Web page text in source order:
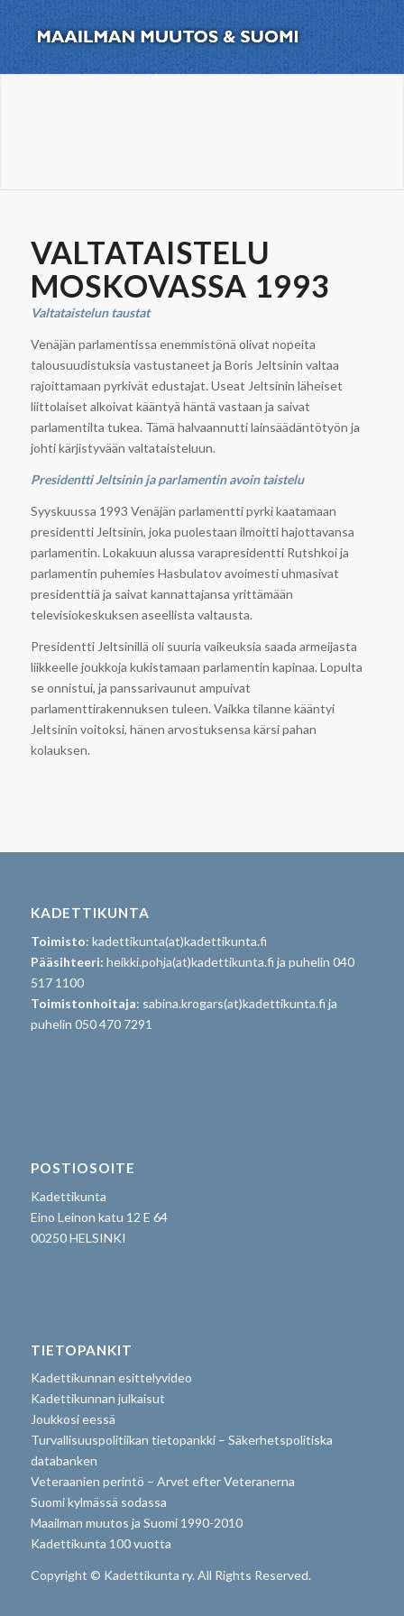
VALTATAISTELU
MOSKOVASSA 1993
Valtataistelun taustat
Venäjän parlamentissa enemmistönä olivat nopeita
talousuudistuksia vastustaneet ja Boris Jeltsinin valtaa
rajoittamaan pyrkivät edustajat. Useat Jeltsinin läheiset
liittolaiset alkoivat kääntyä häntä vastaan ja saivat
parlamentilta tukea. Tämä halvaannutti lainsäädäntötyön ja
johti kärjistyvään valtataisteluun.
Presidentti Jeltsinin ja parlamentin avoin taistelu
Syyskuussa 1993 Venäjän parlamentti pyrki kaatamaan
presidentti Jeltsinin, joka puolestaan ilmoitti hajottavansa
parlamentin. Lokakuun alussa varapresidentti Rutshkoi ja
parlamentin puhemies Hasbulatov avoimesti uhmasivat
presidenttiä ja saivat kannattajansa yrittämään
televisiokeskuksen aseellista valtausta.
Presidentti Jeltsinillä oli suuria vaikeuksia saada armeijasta
liikkeelle joukkoja kukistamaan parlamentin kapinaa. Lopulta
se onnistui, ja panssarivaunut ampuivat
parlamenttirakennuksen tuleen. Vaikka tilanne kääntyi
Jeltsinin voitoksi, hänen arvostuksensa kärsi pahan
kolauksen.
KADETTIKUNTA
Toimisto: kadettikunta(at)kadettikunta.fi
Pääsihteeri: heikki.pohja(at)kadettikunta.fi ja puhelin 040
517 1100
Toimistonhoitaja: sabina.krogars(at)kadettikunta.fi ja
puhelin 050 470 7291
POSTIOSOITE
Kadettikunta
Eino Leinon katu 12 E 64
00250 HELSINKI
TIETOPANKIT
Kadettikunnan esittelyvideo
Kadettikunnan julkaisut
Joukkosi eessä
Turvallisuuspolitiikan tietopankki – Säkerhetspolitiska
databanken
Veteraanien perintö – Arvet efter Veteranerna
Suomi kylmässä sodassa
Maailman muutos ja Suomi 1990-2010
Kadettikunta 100 vuotta
Copyright © Kadettikunta ry. All Rights Reserved.